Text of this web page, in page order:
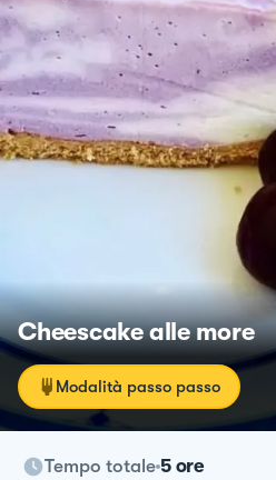
Cheescake alle more
Modalità passo passo
Tempo totale 5 ore